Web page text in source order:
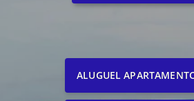
ALUGUEL